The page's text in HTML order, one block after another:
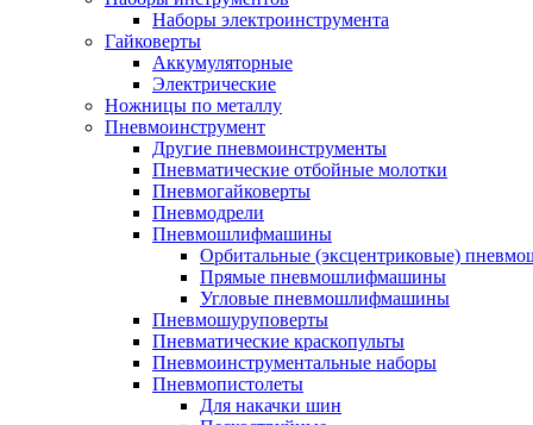
Наборы электроинструмента
Гайковерты
Аккумуляторные
Электрические
Ножницы по металлу
Пневмоинструмент
Другие пневмоинструменты
Пневматические отбойные молотки
Пневмогайковерты
Пневмодрели
Пневмошлифмашины
Орбитальные (эксцентриковые)
Прямые пневмошлифмашины
Угловые пневмошлифмашины
Пневмошуруповерты
Пневматические краскопульты
Пневмоинструментальные наборы
Пневмопистолеты
Для накачки шин